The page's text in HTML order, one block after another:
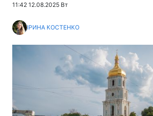
11:42 12.08.2025 Вт
ІРИНА КОСТЕНКО